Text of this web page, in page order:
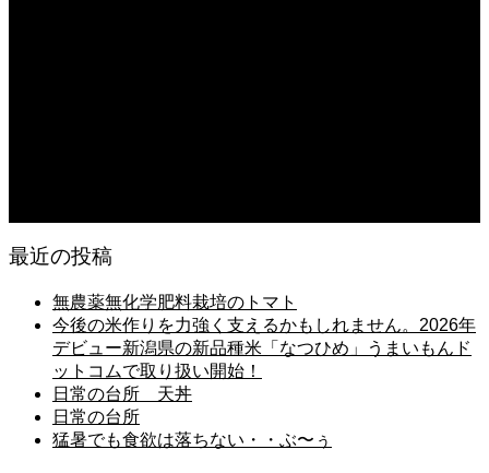
最近の投稿
無農薬無化学肥料栽培のトマト
今後の米作りを力強く支えるかもしれません。2026年
デビュー新潟県の新品種米「なつひめ」うまいもんド
ットコムで取り扱い開始！
日常の台所 天丼
日常の台所
猛暑でも食欲は落ちない・・ぶ〜ぅ